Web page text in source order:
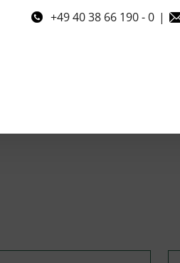
+49 40 38 66 190 - 0 |